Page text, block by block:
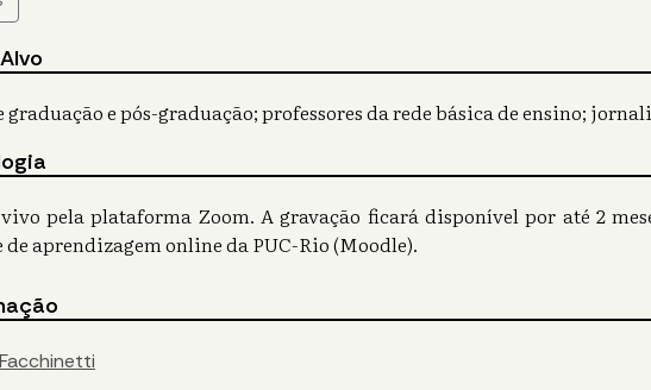
graduação e pós-graduação; professores da rede básica de ensino;
pela plataforma Zoom. A gravação ficará disponível por até 2
aprendizagem online da PUC-Rio (Moodle).